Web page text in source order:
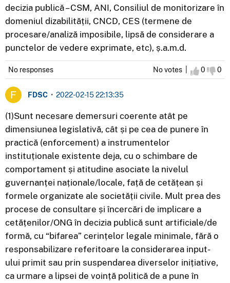
decizia publică – CSM, ANI, Consiliul de monitorizare în
domeniul dizabilității, CNCD, CES (termene de
procesare/analiză imposibile, lipsă de considerare a
punctelor de vedere exprimate, etc), ș.a.m.d.
No votes | I agree
0 I
0
No responses
FDSC • 2022-02-15 22:13:35
(1)Sunt necesare demersuri coerente atât pe
dimensiunea legislativă, cât și pe cea de punere în
practică (enforcement) a instrumentelor
instituționale existente deja, cu o schimbare de
comportament și atitudine asociate la nivelul
guvernanței naționale/locale, față de cetățean și
formele organizate ale societății civile. Mult prea des
procese de consultare și încercări de implicare a
cetățenilor/ONG în decizia publică sunt artificiale/de
formă, cu “bifarea” cerințelor legale minimale, fără o
responsabilizare referitoare la considerarea input-
ului primit sau prin suspendarea diverselor inițiative,
ca urmare a lipsei de voință politică de a pune în